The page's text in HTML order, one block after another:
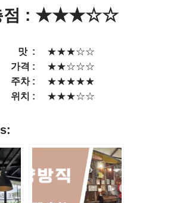
점 : ★★★☆☆
맛 :
★★★☆☆
가격 : ★★☆☆☆
주차 : ★★★★★
위치 : ★★★☆☆